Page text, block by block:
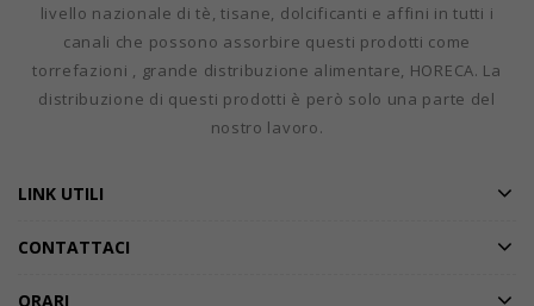
livello nazionale di tè, tisane, dolcificanti e affini in tutti i
canali che possono assorbire questi prodotti come
torrefazioni , grande distribuzione alimentare, HORECA. La
distribuzione di questi prodotti è però solo una parte del
nostro lavoro.
LINK UTILI
CONTATTACI
ORARI